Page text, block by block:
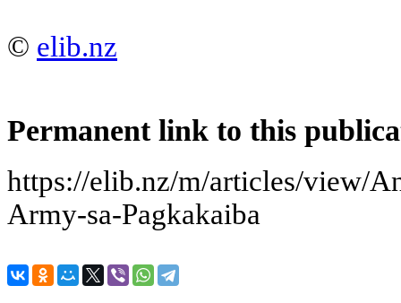
© elib.nz
Permanent link to this
https://elib.nz/m/articles/view/
Army-sa-Pagkakaiba